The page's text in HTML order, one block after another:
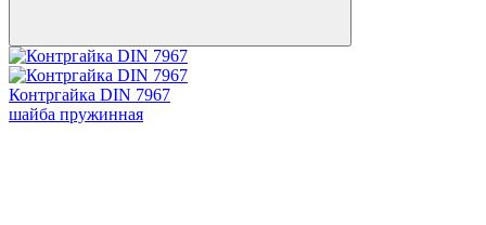
Контргайка DIN 7967
шайба пружинная